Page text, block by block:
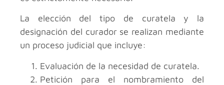
La elección del tipo de curatela y la
designación del curador se realizan mediante
un proceso judicial que incluye:
Evaluación de la necesidad de curatela.
Petición para el nombramiento del